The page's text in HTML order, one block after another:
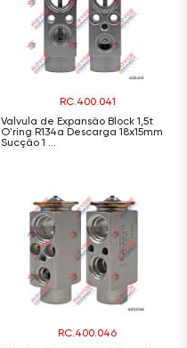
RC.400.041
Valvula de Expansão Block 1,5t
O'ring R134a Descarga 18x15mm
Sucção 1 ...
RC.400.046